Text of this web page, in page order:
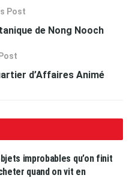
Post
de Nong Nooch
d’Affaires Animé
improbables qu’on finit
quand on vit en